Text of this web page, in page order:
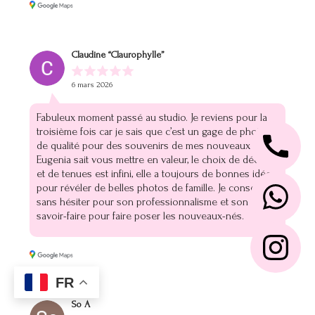
Claudine “Claurophylle”
6 mars 2026
Fabuleux moment passé au studio. Je reviens pour la
troisième fois car je sais que c’est un gage de photos
de qualité pour des souvenirs de mes nouveaux nés.
Eugenia sait vous mettre en valeur, le choix de décor
et de tenues est infini, elle a toujours de bonnes idées
pour révéler de belles photos de famille. Je conseille
sans hésiter pour son professionnalisme et son
savoir-faire pour faire poser les nouveaux-nés.
So A
FR